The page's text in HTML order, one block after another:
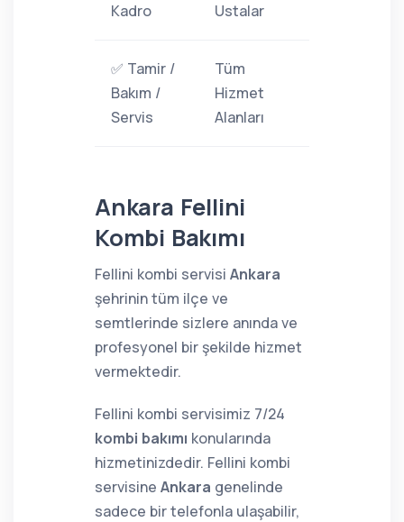
Kadro
Ustalar
✅ Tamir /
Bakım /
Servis
Tüm
Hizmet
Alanları
Ankara Fellini
Kombi Bakımı
Fellini kombi servisi Ankara
şehrinin tüm ilçe ve
semtlerinde sizlere anında ve
profesyonel bir şekilde hizmet
vermektedir.
Fellini kombi servisimiz 7/24
kombi bakımı konularında
hizmetinizdedir. Fellini kombi
servisine Ankara genelinde
sadece bir telefonla ulaşabilir,